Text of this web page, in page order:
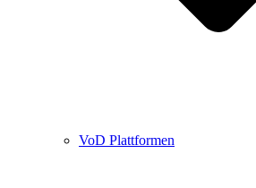
VoD Plattformen